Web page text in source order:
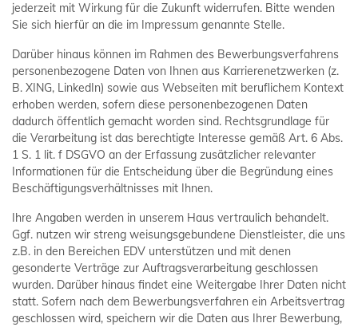
jederzeit mit Wirkung für die Zukunft widerrufen. Bitte wenden
Sie sich hierfür an die im Impressum genannte Stelle.
Darüber hinaus können im Rahmen des Bewerbungsverfahrens
personenbezogene Daten von Ihnen aus Karrierenetzwerken (z.
B. XING, LinkedIn) sowie aus Webseiten mit beruflichem Kontext
erhoben werden, sofern diese personenbezogenen Daten
dadurch öffentlich gemacht worden sind. Rechtsgrundlage für
die Verarbeitung ist das berechtigte Interesse gemäß Art. 6 Abs.
1 S. 1 lit. f DSGVO an der Erfassung zusätzlicher relevanter
Informationen für die Entscheidung über die Begründung eines
Beschäftigungsverhältnisses mit Ihnen.
Ihre Angaben werden in unserem Haus vertraulich behandelt.
Ggf. nutzen wir streng weisungsgebundene Dienstleister, die uns
z.B. in den Bereichen EDV unterstützen und mit denen
gesonderte Verträge zur Auftragsverarbeitung geschlossen
wurden. Darüber hinaus findet eine Weitergabe Ihrer Daten nicht
statt. Sofern nach dem Bewerbungsverfahren ein Arbeitsvertrag
geschlossen wird, speichern wir die Daten aus Ihrer Bewerbung,